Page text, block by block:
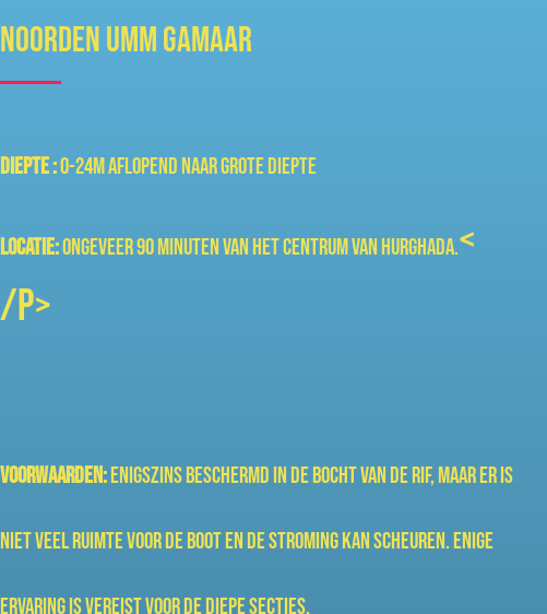
NOORDEN UMM GAMAAR
Diepte :0-24m aflopend naar grote diepte
Locatie:Ongeveer 90 minuten van het centrum van Hurghada.<
/p>
Voorwaarden:Enigszins beschermd in de bocht van de rif, maar er is
niet veel ruimte voor de boot en de stroming kan scheuren. Enige
ervaring is vereist voor de diepe secties.